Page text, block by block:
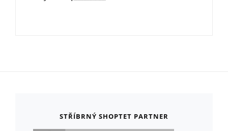
STŘÍBRNÝ SHOPTET PARTNER